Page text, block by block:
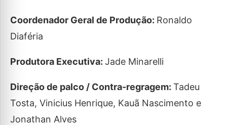
Coordenador Geral de Produção: Ronaldo
Diaféria
Produtora Executiva: Jade Minarelli
Direção de palco / Contra-regragem: Tadeu
Tosta, Vinicius Henrique, Kauã Nascimento e
Jonathan Alves